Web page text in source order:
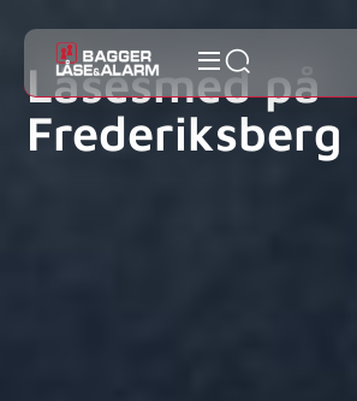
Låsesmed på
Frederiksberg